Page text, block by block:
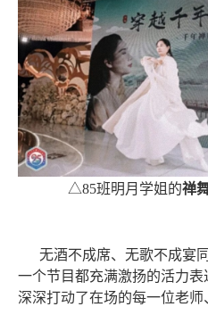
△85班明月学姐的禅
无酒不成席、无歌不成宴
一个节目都充满激扬的活力
深深打动了在场的每一位老师